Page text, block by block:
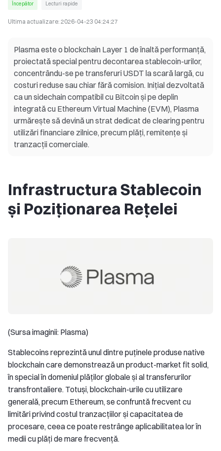
Începător Lecturi rapide
Ultima actualizare: 2026-04-23 04:24:27
Plasma este o blockchain Layer 1 de înaltă performanță,
proiectată special pentru decontarea stablecoin-urilor,
concentrându-se pe transferuri USDT la scară largă, cu
costuri reduse sau chiar fără comision. Inițial dezvoltată
ca un sidechain compatibil cu Bitcoin și pe deplin
integrată cu Ethereum Virtual Machine (EVM), Plasma
urmărește să devină un strat dedicat de clearing pentru
utilizări financiare zilnice, precum plăți, remitențe și
tranzacții comerciale.
Infrastructura Stablecoin
și Poziționarea Rețelei
(Sursa imaginii: Plasma)
Stablecoins reprezintă unul dintre puținele produse native
blockchain care demonstrează un product-market fit solid,
în special în domeniul plăților globale și al transferurilor
transfrontaliere. Totuși, blockchain-urile cu utilizare
generală, precum Ethereum, se confruntă frecvent cu
limitări privind costul tranzacțiilor și capacitatea de
procesare, ceea ce poate restrânge aplicabilitatea lor în
medii cu plăți de mare frecvență.